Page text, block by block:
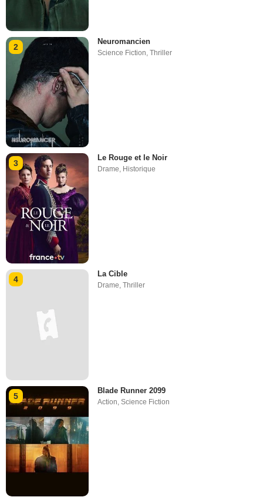
2
Neuromancien
Science Fiction,Thriller
3
Le Rouge et le Noir
Drame, Historique
4
La Cible
Drame,Thriller
5
Blade Runner 2099
Action ,Science Fiction